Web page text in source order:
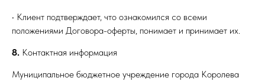
• Клиент подтверждает, что ознакомился со всеми
положениями Договора-оферты, понимает и принимает их.
8. Контактная информация
Муниципальное бюджетное учреждение города Королева